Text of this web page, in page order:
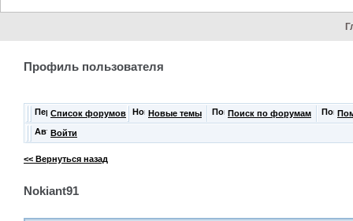
Профиль пользователя
Список форумов Новые темы Поиск по форумам
Войти
<< Вернуться назад
Nokiant91